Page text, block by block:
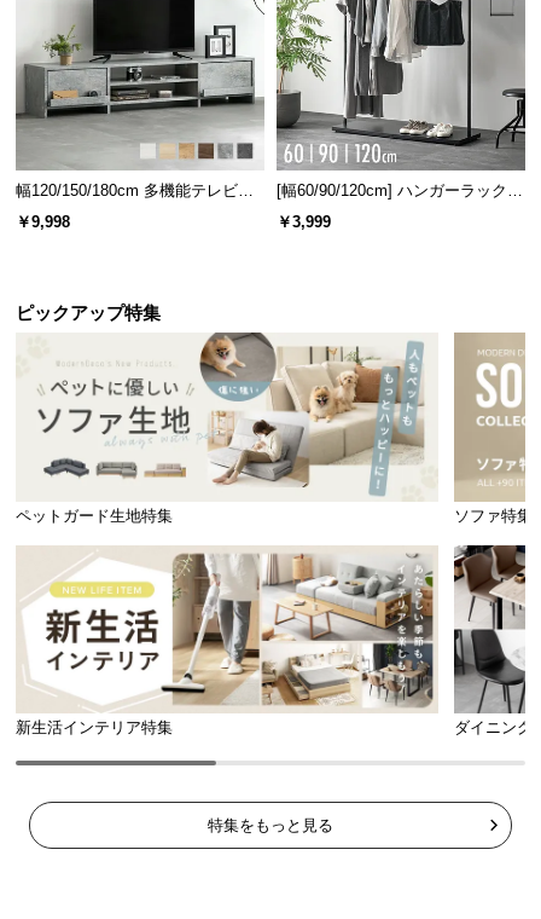
高い安全性の証であるF☆☆☆☆獲得
合板や接着剤などは低ホルムの最高等級F☆☆☆☆を獲得した素材を使
ホルムアルデヒド放散等級 F☆☆☆☆
幅120/150/180cm 多機能テレビボ
ード 木目/石目調 オープン収納・
￥9,998
[幅60/90/120cm] ハンガーラック
スチール 4段階高さ調節 サイドフ
￥3,999
ピックアップ特集
ペットガード生地特集 ソファ特集
新生活インテリア特集 ダイニング
特集をもっと見る